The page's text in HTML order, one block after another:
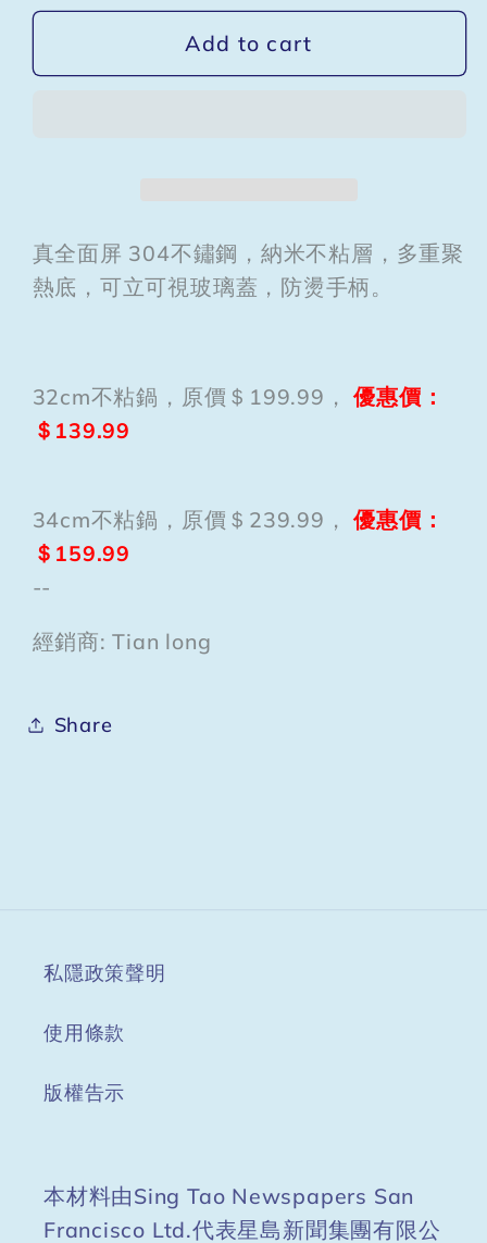
for
鍋
粘
鍋
for
鍋
粘
鍋
Add to cart
真全面屏 304不鏽鋼，納米不粘層，多重聚
熱底，可立可視玻璃蓋，防燙手柄。
32cm不粘鍋，原價＄199.99，優惠價：
＄139.99
34cm不粘鍋，原價＄239.99，優惠價：
＄159.99
--
經銷商: Tian long
Share
私隱政策聲明
使用條款
版權告示
本材料由Sing Tao Newspapers San
Francisco Ltd.代表星島新聞集團有限公